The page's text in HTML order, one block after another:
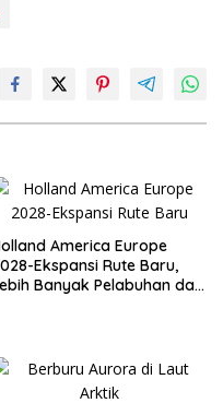
America Europe
Ekspansi Rute Baru,
Banyak Pelabuhan dan